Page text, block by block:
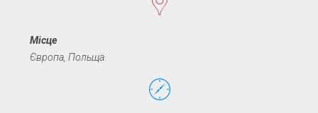
Місце
Європа, Польща.